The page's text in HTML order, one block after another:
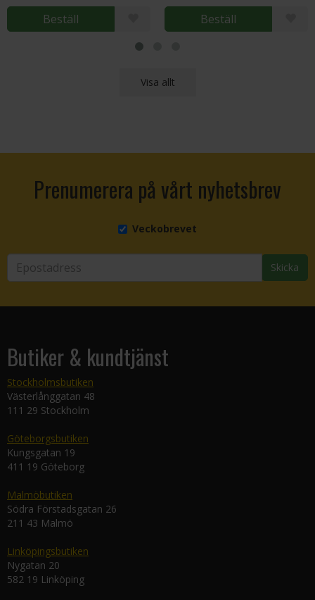
Beställ Beställ
Visa allt
Prenumerera på vårt nyhetsbrev
Veckobrevet
Skicka
Butiker & kundtjänst
Stockholmsbutiken
Västerlånggatan 48
111 29 Stockholm
Göteborgsbutiken
Kungsgatan 19
411 19 Göteborg
Malmöbutiken
Södra Förstadsgatan 26
211 43 Malmö
Linköpingsbutiken
Nygatan 20
582 19 Linköping